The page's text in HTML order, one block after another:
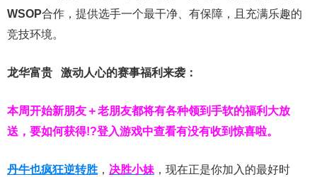
WSOP合作，提供选手一个最干净、有保障，且充满乐趣的
竞技环境。
龙华富贵 激动人心的赛事福利来袭：
本周开始新朋友＋老朋友都将有各种领到手软的福利大放
送，要如何获得!?登入游戏中查看有没有收到惊喜啦。
丹牛也疯狂逆转胜， 决胜小妹，现在正是你加入的最好时